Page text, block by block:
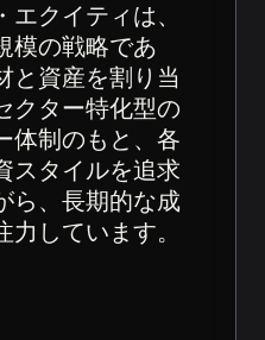
クイティは、
模の戦略であ
と資産を割り当
クター特化型の
体制のもと、各
スタイルを追求
ら、長期的な成
しています。